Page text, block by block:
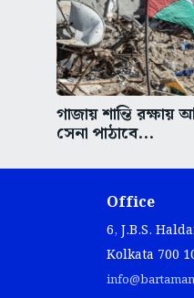
গাজায় শান্তি রক্ষায়
সেনা পাঠাবে...
Office
6, J.B.S.
Kolkata 700